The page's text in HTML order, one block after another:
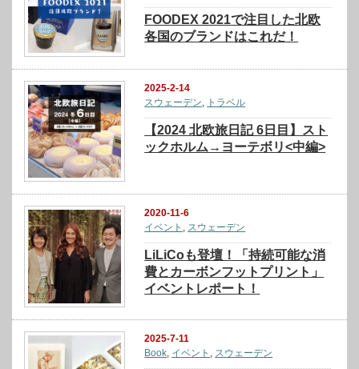
FOODEX 2021で注目した北欧
各国のブランドはこれだ！
2025-2-14
スウェーデン, トラベル
【2024 北欧旅日記 6日目】スト
ックホルム→ヨーテボリ<中編>
2020-11-6
イベント , スウェーデン
LiLiCoも登壇！「持続可能な消
費とカーボンフットプリント」
イベントレポート！
2025-7-11
Book イベント スウェーデン